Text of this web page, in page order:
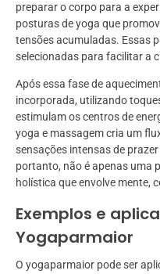
preparar o corpo para a
posturas de yoga que
tensões acumuladas. Essas
selecionadas para facilitar a
Após essa fase de
incorporada, utilizando
estimulam os centros de
yoga e massagem cria um
sensações intensas de
portanto, não é apenas uma
holística que envolve mente,
Exemplos e
Yogaparmaior
O yogaparmaior pode ser